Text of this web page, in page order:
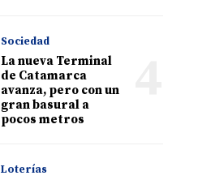
Sociedad
La nueva Terminal
de Catamarca
avanza, pero con un
gran basural a
pocos metros
Loterías